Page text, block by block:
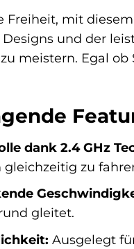
Freiheit, mit
und der
meistern. Egal ob
dank 2.4 GHz
gleichzeitig zu
gleitet.
Ausgelegt